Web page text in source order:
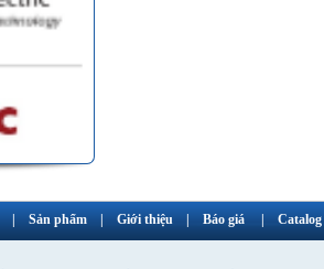
Sản phẩm Giới thiệu Báo giá